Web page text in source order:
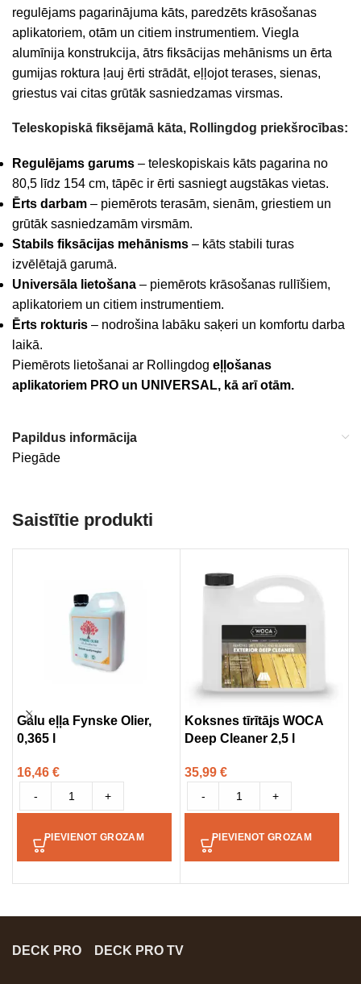
regulējams pagarinājuma kāts, paredzēts krāsošanas
aplikatoriem, otām un citiem instrumentiem. Viegla
alumīnija konstrukcija, ātrs fiksācijas mehānisms un ērta
gumijas roktura ļauj ērti strādāt, eļļojot terases, sienas,
griestus vai citas grūtāk sasniedzamas virsmas.
Teleskopiskā fiksējamā kāta, Rollingdog priekšrocības:
Regulējams garums – teleskopiskais kāts pagarina no
80,5 līdz 154 cm, tāpēc ir ērti sasniegt augstākas vietas.
Ērts darbam – piemērots terasām, sienām, griestiem un
grūtāk sasniedzamām virsmām.
Stabils fiksācijas mehānisms – kāts stabili turas
izvēlētajā garumā.
Universāla lietošana – piemērots krāsošanas rullīšiem,
aplikatoriem un citiem instrumentiem.
Ērts rokturis – nodrošina labāku saķeri un komfortu darba
laikā.
Piemērots lietošanai ar Rollingdog eļļošanas
aplikatoriem PRO un UNIVERSAL, kā arī otām.
Papildus informācija
Piegāde
Saistītie produkti
Galu eļļa Fynske Olier,
0,365 l
16,46 €
- +
PIEVIENOT GROZAM
Koksnes tīrītājs WOCA
Deep Cleaner 2,5 l
35,99 €
- +
PIEVIENOT GROZAM
DECK PRO DECK PRO TV